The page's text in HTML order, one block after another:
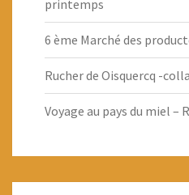
printemps
6 ème Marché des
Rucher de Oisquercq -
Voyage au pays du miel –